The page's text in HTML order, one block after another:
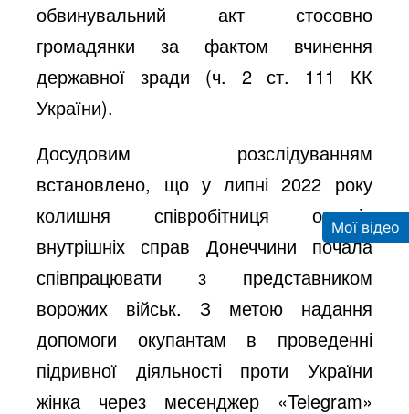
обвинувальний акт стосовно
громадянки за фактом вчинення
державної зради (ч. 2 ст. 111 КК
України).
Досудовим розслідуванням
встановлено, що у липні 2022 року
колишня співробітниця органів
внутрішніх справ Донеччини почала
співпрацювати з представником
ворожих військ. З метою надання
допомоги окупантам в проведенні
підривної діяльності проти України
жінка через месенджер «Telegram»
Мої відео